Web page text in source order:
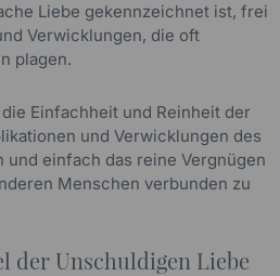
Liebe gekennzeichnet ist, frei
Verwicklungen, die oft
plagen.
Einfachheit und Reinheit der
und Verwicklungen des
und einfach das reine Vergnügen
Menschen verbunden zu
der Unschuldigen Liebe